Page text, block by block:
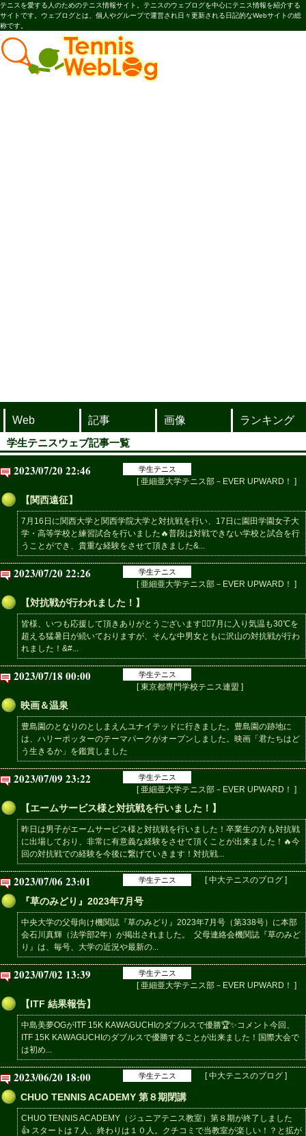
テニスを愛する人のためのテニス情報サイト。テニスのウェブログを中心にテニス情報を紹介する
サイトです。ウェブログとは、個人やグループで運営され日々更新される日記的なWebサイトの総
称です。
Web 記事 画像
ランキング
学生テニスウェブ記事一覧
2023/07/20 22:46 学生テニス
[ 亜細亜大学テニス部－EVER UPWARD！ ]
【関西遠征】
7月16日に関西大学と関西学院大学と対抗戦を行い、17日に園田学園女子大
学・高等学校と練習試合を行いました🔥普段は対戦できない学校と試合を行
うことができ、貴重な経験をさせて頂きました&...
2023/07/20 22:26 学生テニス
[ 亜細亜大学テニス部－EVER UPWARD！ ]
【対抗戦が行われました！】
皆様、いつも応援して頂きありがとうございます🙇‍♂️7月に入り気温も30℃を
超える猛暑日が続いておりますが、そんな中男女ともに沢山の対抗戦が行わ
れました！&#...
2023/07/18 00:00 学生テニス
[ 東京都専門学校テニス連盟 ]
映画＆温泉
豊島園のとなりのとしまえんユナイテッドに行きました。豊島園の跡地に
は、ハリーポッターのテーマパークがオープンしました。映画「君たちはど
う生きるか」を鑑賞しました
2023/07/09 23:22 学生テニス
[ 亜細亜大学テニス部－EVER UPWARD！ ]
【エームサービス様と対抗戦を行いました！】
昨日は男子がエームサービス様と対抗戦を行いました！卒業生の方も対抗戦
に出場しており、非常に有意義な経験をさせて頂くことが出来ました！🔥今
回の対抗戦での経験を今後に繋げていきます！対抗戦...
2023/07/06 23:01 学生テニス [ 中大テニスのブログ ]
『草のみどり』2023年7月号
中央大学の父母向け機関誌『草のみどり』2023年7月号（第338号）に本部
会石川真輝（法学部2年）が掲出されました。 父母連絡会機関誌『草のみど
り』は、毎号、大学の近況や最新の...
2023/07/02 13:39 学生テニス
[ 亜細亜大学テニス部－EVER UPWARD！ ]
【ITF 結果報告】
中島美夢OGがITF 15K KAWAGUCHIのダブルスで優勝🏆✨コメント今回、
ITF 15K KAWAGUCHIのダブルスで優勝することが出来ました！国際大会で
は初め...
2023/06/20 18:00 学生テニス [ 中大テニスのブログ ]
CHUO TENNIS ACADEMY 第８期閉講
CHUO TENNIS ACADEMY（ジュニアテニス教室）第８期が終了しました
👍 スタートは７人、終わりは１０人。クチコミで当教室が楽しい！？と拡が